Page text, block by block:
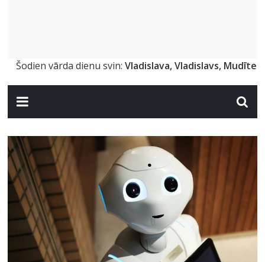
Šodien vārda dienu svin:Vladislava, Vladislavs, Mudīte